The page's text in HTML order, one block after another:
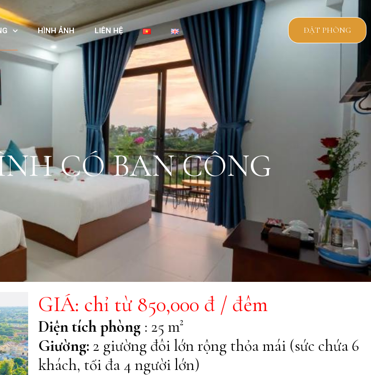
HÌNH ẢNH LIÊN HỆ ĐẶT PHÒNG
CÓ BAN CÔNG
GIÁ: chỉ từ 850,000 đ / đêm
Diện tích phòng : 25 m²
Giường: 2 giường đôi lớn rộng thỏa mái (sức chứa 6
khách, tối đa 4 người lớn)